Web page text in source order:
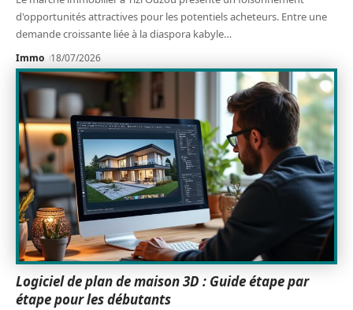
d'opportunités attractives pour les potentiels acheteurs. Entre une
demande croissante liée à la diaspora kabyle…
Immo 18/07/2026
Logiciel de plan de maison 3D : Guide étape par
étape pour les débutants